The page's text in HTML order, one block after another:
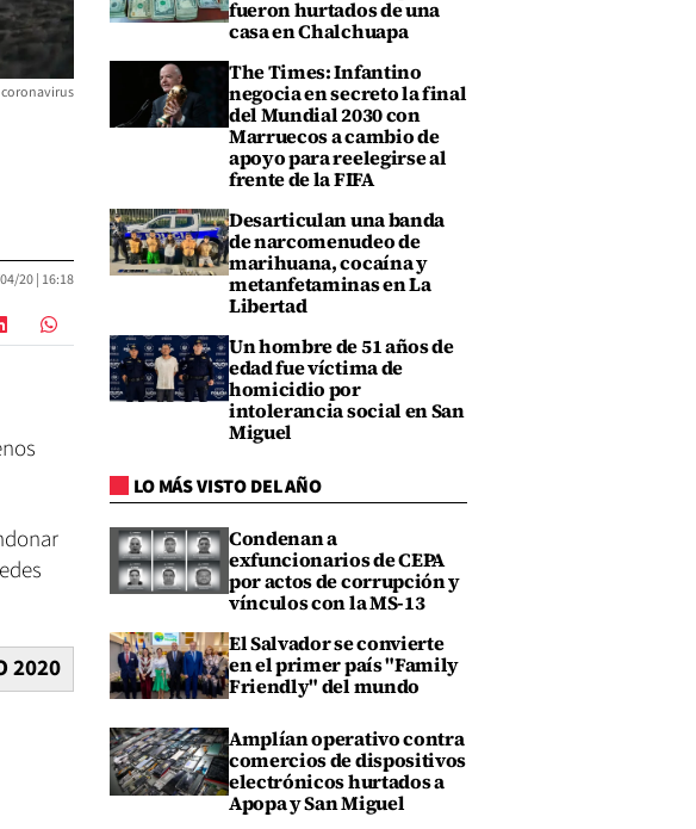
20 | 16:18
2020
fueron hurtados de una
casa en Chalchuapa
The Times: Infantino
negocia en secreto la final
del Mundial 2030 con
Marruecos a cambio de
apoyo para reelegirse al
frente de la FIFA
Desarticulan una banda
de narcomenudeo de
marihuana, cocaína y
metanfetaminas en La
Libertad
Un hombre de 51 años de
edad fue víctima de
homicidio por
intolerancia social en San
Miguel
LO MÁS VISTO DEL AÑO
Condenan a
exfuncionarios de CEPA
por actos de corrupción y
vínculos con la MS-13
El Salvador se convierte
en el primer país "Family
Friendly" del mundo
Amplían operativo contra
comercios de dispositivos
electrónicos hurtados a
Apopa y San Miguel